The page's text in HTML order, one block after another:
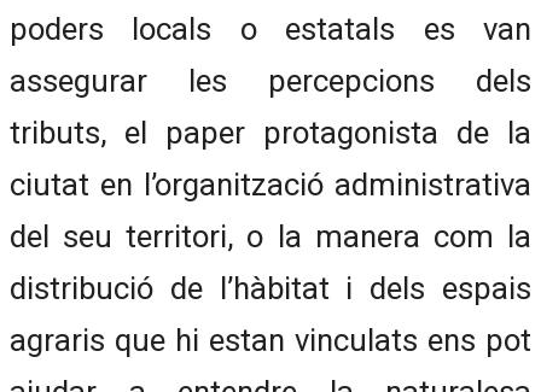
poders locals o estatals es van
assegurar les percepcions dels
tributs, el paper protagonista de la
ciutat en l’organització administrativa
del seu territori, o la manera com la
distribució de l’hàbitat i dels espais
agraris que hi estan vinculats ens pot